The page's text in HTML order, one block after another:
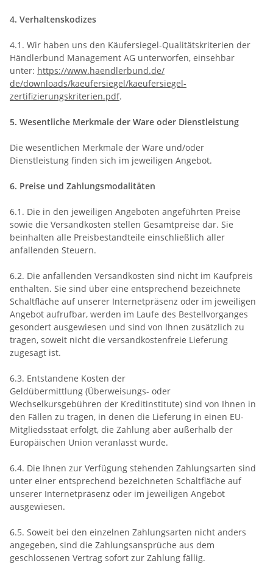
4. Verhaltenskodizes
4.1. Wir haben uns den Käufersiegel-Qualitätskriterien der
Händlerbund Management AG unterworfen, einsehbar
unter: https://www.haendlerbund.de/
de/downloads/kaeufersiegel/kaeufersiegel-
zertifizierungskriterien.pdf.
5. Wesentliche Merkmale der Ware oder Dienstleistung
Die wesentlichen Merkmale der Ware und/oder
Dienstleistung finden sich im jeweiligen Angebot.
6. Preise und Zahlungsmodalitäten
6.1. Die in den jeweiligen Angeboten angeführten Preise
sowie die Versandkosten stellen Gesamtpreise dar. Sie
beinhalten alle Preisbestandteile einschließlich aller
anfallenden Steuern.
6.2. Die anfallenden Versandkosten sind nicht im Kaufpreis
enthalten. Sie sind über eine entsprechend bezeichnete
Schaltfläche auf unserer Internetpräsenz oder im jeweiligen
Angebot aufrufbar, werden im Laufe des Bestellvorganges
gesondert ausgewiesen und sind von Ihnen zusätzlich zu
tragen, soweit nicht die versandkostenfreie Lieferung
zugesagt ist.
6.3. Entstandene Kosten der
Geldübermittlung (Überweisungs- oder
Wechselkursgebühren der Kreditinstitute) sind von Ihnen in
den Fällen zu tragen, in denen die Lieferung in einen EU-
Mitgliedsstaat erfolgt, die Zahlung aber außerhalb der
Europäischen Union veranlasst wurde.
6.4. Die Ihnen zur Verfügung stehenden Zahlungsarten sind
unter einer entsprechend bezeichneten Schaltfläche auf
unserer Internetpräsenz oder im jeweiligen Angebot
ausgewiesen.
6.5. Soweit bei den einzelnen Zahlungsarten nicht anders
angegeben, sind die Zahlungsansprüche aus dem
geschlossenen Vertrag sofort zur Zahlung fällig.